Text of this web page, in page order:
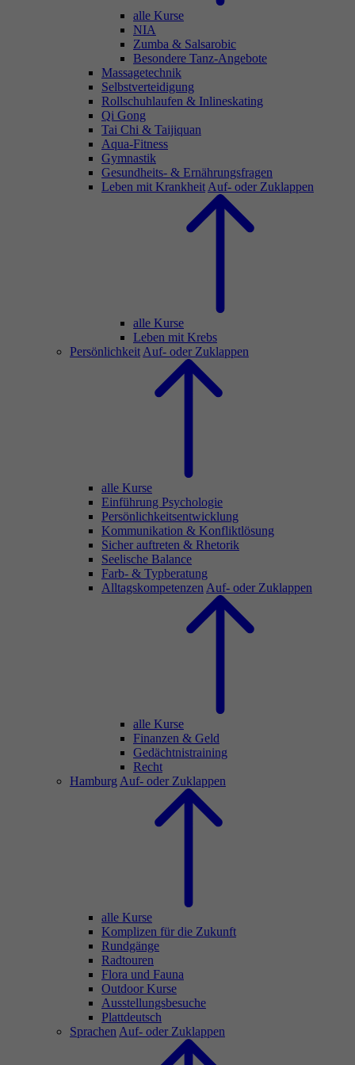
alle Kurse
NIA
Zumba & Salsarobic
Besondere Tanz-Angebote
Massagetechnik
Selbstverteidigung
Rollschuhlaufen & Inlineskating
Qi Gong
Tai Chi & Taijiquan
Aqua-Fitness
Gymnastik
Gesundheits- & Ernährungsfragen
Leben mit Krankheit Auf- oder Zuklappen
alle Kurse
Leben mit Krebs
Persönlichkeit Auf- oder Zuklappen
alle Kurse
Einführung Psychologie
Persönlichkeitsentwicklung
Kommunikation & Konfliktlösung
Sicher auftreten & Rhetorik
Seelische Balance
Farb- & Typberatung
Alltagskompetenzen Auf- oder Zuklappen
alle Kurse
Finanzen & Geld
Gedächtnistraining
Recht
Hamburg Auf- oder Zuklappen
alle Kurse
Komplizen für die Zukunft
Rundgänge
Radtouren
Flora und Fauna
Outdoor Kurse
Ausstellungsbesuche
Plattdeutsch
Sprachen Auf- oder Zuklappen